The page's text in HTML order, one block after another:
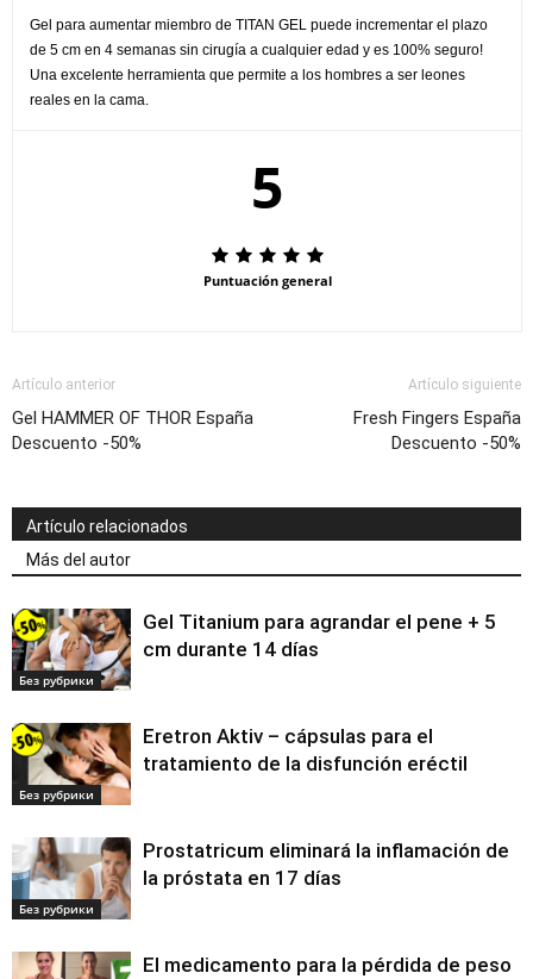
Gel para aumentar miembro de TITAN GEL puede incrementar el plazo
de 5 cm en 4 semanas sin cirugía a cualquier edad y es 100% seguro!
Una excelente herramienta que permite a los hombres a ser leones
reales en la cama.
5
Puntuación general
Artículo anterior
Gel HAMMER OF THOR España
Descuento -50%
Artículo siguiente
Fresh Fingers España
Descuento -50%
Artículo relacionados
Más del autor
Без рубрики
Gel Titanium para agrandar el pene + 5
cm durante 14 días
Без рубрики
Eretron Aktiv – cápsulas para el
tratamiento de la disfunción eréctil
Без рубрики
Prostatricum eliminará la inflamación de
la próstata en 17 días
El medicamento para la pérdida de peso